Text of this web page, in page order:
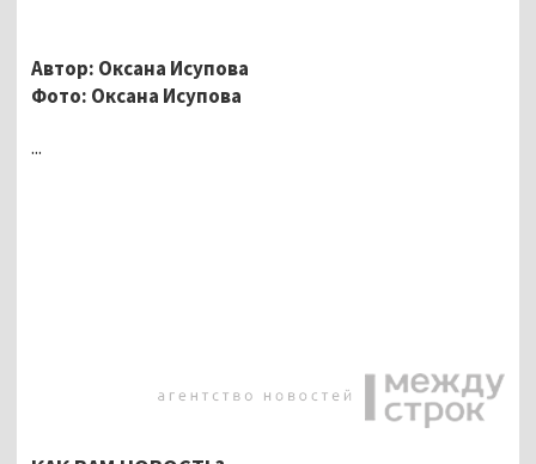
Автор: Оксана Исупова
Фото: Оксана Исупова
...